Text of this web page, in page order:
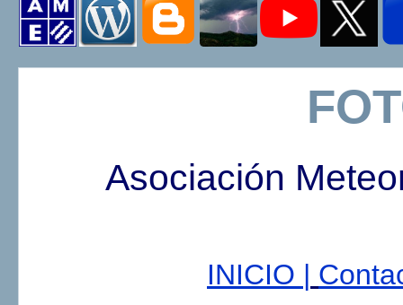
Asociación
INICIO |